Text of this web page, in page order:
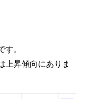
。
上昇傾向にありま